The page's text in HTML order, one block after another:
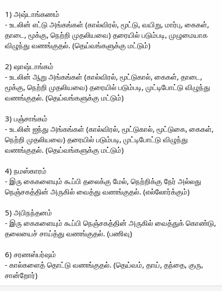
1) அஷ்டாங்கணம்
- உடலின் எட்டு அங்கங்கள் (கால்விரல், மூட்டு, வயிறு, மார்பு, கைகள்,
தாடை, மூக்கு, நெற்றி முதலியவை) தரையில் படும்படி, முழுமையாக
விழுந்து வணங்குதல். (தெய்வங்களுக்கு மட்டும்)
2) ஷாஷ்டாங்கம்
- உடலின் ஆறு அங்கங்கள் (கால்விரல், மூட்டுகால், கைகள், தாடை,
மூக்கு, நெற்றி முதலியவை) தரையில் படும்படி, முட்டிபோட்டு விழுந்து
வணங்குதல். (தெய்வங்களுக்கு மட்டும்)
3) பஞ்சாங்கம்
- உடலின் ஐந்து அங்கங்கள் (கால்விரல், மூட்டுகால், மூட்டுகை, கைகள்,
நெற்றி முதலியவை) தரையில் படும்படி, முட்டிபோட்டு விழுந்து
வணங்குதல். (தெய்வங்களுக்கு மட்டும்)
4) நமஸ்காரம்
- இரு கைகளையும் கூப்பி தலைக்கு மேல், நெற்றிக்கு நேர் அல்லது
நெஞ்சகத்தின் அருகில் வைத்து வணங்குதல். (எல்லோர்க்கும்)
5) அபிநந்தனம்
- இரு கைகளையும் கூப்பி நெஞ்சகத்தின் அருகில் வைத்துக் கொண்டு,
தலையைச் சாய்த்து வணங்குதல். (பணிவு)
6) சரணஸ்பர்ஷம்
- கால்களைத் தொட்டு வணங்குதல். (தெய்வம், தாய், தந்தை, குரு,
சான்றோர்)